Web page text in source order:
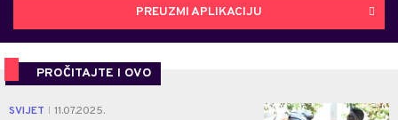
PREUZMI APLIKACIJU
PROČITAJTE I OVO
SVIJET 11.07.2025. 0